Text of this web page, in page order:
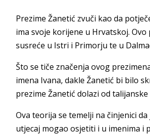
Prezime Žanetić zvuči kao da
ima svoje korijene u Hrvatskoj.
susreće u Istri i Primorju te u
Što se tiče značenja ovog
imena Ivana, dakle Žanetić bi bilo
prezime Žanetić dolazi od
Ova teorija se temelji na činjenici
utjecaj mogao osjetiti i u imenima i